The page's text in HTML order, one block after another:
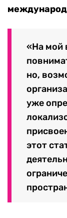
«На мой
но,
уже
этот